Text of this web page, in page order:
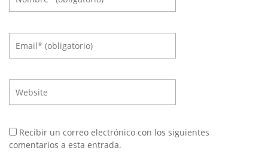
Recibir un correo electrónico con los siguientes
comentarios a esta entrada.